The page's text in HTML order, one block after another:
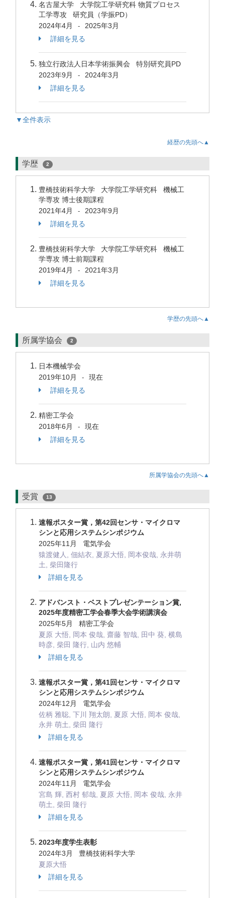
名古屋大学 大学院工学研究科 物質プロセス
工学専攻 研究員（学振PD）
2024年4月
-
2025年3月
詳細を見る
独立行政法人日本学術振興会 特別研究員PD
2023年9月
-
2024年3月
詳細を見る
▼全件表示
経歴の先頭へ▲
学歴 2
豊橋技術科学大学 大学院工学研究科 機械工
学専攻 博士後期課程
2021年4月
-
2023年9月
詳細を見る
豊橋技術科学大学 大学院工学研究科 機械工
学専攻 博士前期課程
2019年4月
-
2021年3月
詳細を見る
学歴の先頭へ▲
所属学協会 2
日本機械学会
2019年10月
-
現在
詳細を見る
精密工学会
2018年6月
-
現在
詳細を見る
所属学協会の先頭へ▲
受賞 13
速報ポスター賞，第42回センサ・マイクロマ
シンと応用システムシンポジウム
2025年11月 電気学会
猿渡健人, 佃結衣, 夏原大悟, 岡本俊哉, 永井萌
土, 柴田隆行
詳細を見る
アドバンスト・ベストプレゼンテーション賞,
2025年度精密工学会春季大会学術講演会
2025年5月 精密工学会
夏原 大悟, 岡本 俊哉, 齋藤 智哉, 田中 葵, 横島
時彦, 柴田 隆行, 山内 悠輔
詳細を見る
速報ポスター賞，第41回センサ・マイクロマ
シンと応用システムシンポジウム
2024年12月 電気学会
佐柄 雅聡, 下川 翔太朗, 夏原 大悟, 岡本 俊哉,
永井 萌土, 柴田 隆行
詳細を見る
速報ポスター賞，第41回センサ・マイクロマ
シンと応用システムシンポジウム
2024年11月 電気学会
宮島 輝, 西村 郁哉, 夏原 大悟, 岡本 俊哉, 永井
萌土, 柴田 隆行
詳細を見る
2023年度学生表彰
2024年3月 豊橋技術科学大学
夏原大悟
詳細を見る